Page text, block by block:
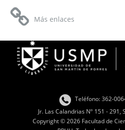
Más enlaces
Teléfono: 362-
Jr. Las Calandrias Nº 151 - 291,
Copyright © 2026 Facultad de